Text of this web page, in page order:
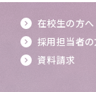
在校生の方へ
採用担当者の
資料請求